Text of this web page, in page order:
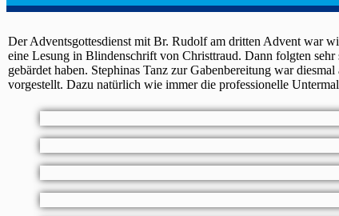
Der Adventsgottesdienst mit Br. Rudolf am dritten Advent war
eine Lesung in Blindenschrift von Christtraud. Dann folgten
gebärdet haben. Stephinas Tanz zur Gabenbereitung war
vorgestellt. Dazu natürlich wie immer die professionelle